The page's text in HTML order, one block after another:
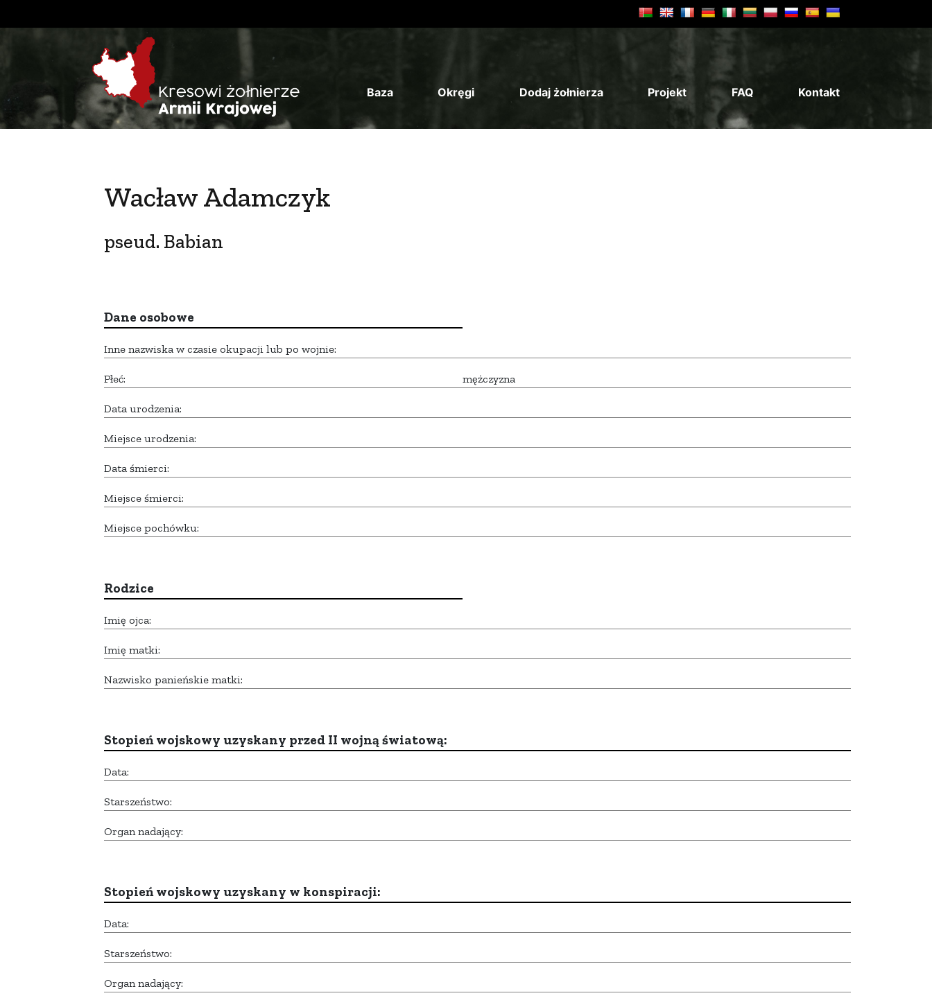
Baza Okręgi Dodaj żołnierza Projekt FAQ Kontakt
Wacław Adamczyk
pseud. Babian
Dane osobowe
Inne nazwiska w czasie okupacji lub po wojnie:
Płeć: mężczyzna
Data urodzenia:
Miejsce urodzenia:
Data śmierci:
Miejsce śmierci:
Miejsce pochówku:
Rodzice
Imię ojca:
Imię matki:
Nazwisko panieńskie matki:
Stopień wojskowy uzyskany przed II wojną światową:
Data:
Starszeństwo:
Organ nadający:
Stopień wojskowy uzyskany w konspiracji:
Data:
Starszeństwo:
Organ nadający: